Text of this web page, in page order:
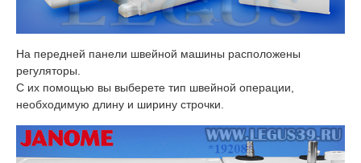
На передней панели швейной машины расположены
регуляторы.
С их помощью вы выберете тип швейной операции,
необходимую длину и ширину строчки.